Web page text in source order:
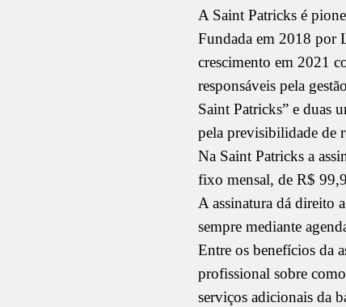
A Saint Patricks é
Fundada em 2018 por
crescimento em 2021
responsáveis pela
Saint Patricks” e duas
pela previsibilidade de
Na Saint Patricks a
fixo mensal, de R$
A assinatura dá direito
sempre mediante
Entre os benefícios da
profissional sobre
serviços adicionais da